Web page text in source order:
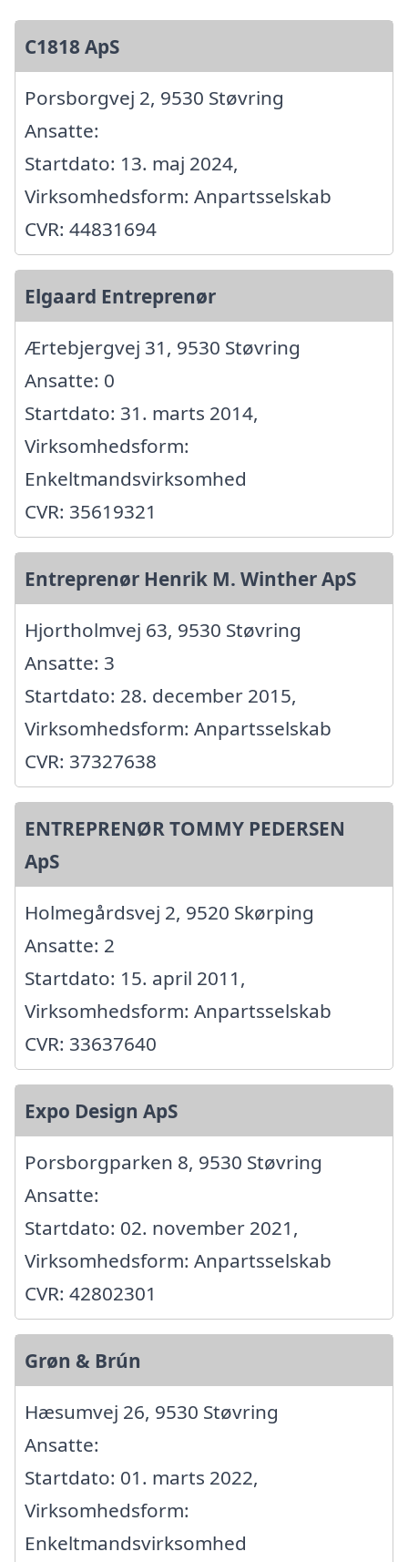
C1818 ApS
Porsborgvej 2, 9530 Støvring
Ansatte:
Startdato: 13. maj 2024,
Virksomhedsform: Anpartsselskab
CVR: 44831694
Elgaard Entreprenør
Ærtebjergvej 31, 9530 Støvring
Ansatte: 0
Startdato: 31. marts 2014,
Virksomhedsform:
Enkeltmandsvirksomhed
CVR: 35619321
Entreprenør Henrik M. Winther ApS
Hjortholmvej 63, 9530 Støvring
Ansatte: 3
Startdato: 28. december 2015,
Virksomhedsform: Anpartsselskab
CVR: 37327638
ENTREPRENØR TOMMY PEDERSEN
ApS
Holmegårdsvej 2, 9520 Skørping
Ansatte: 2
Startdato: 15. april 2011,
Virksomhedsform: Anpartsselskab
CVR: 33637640
Expo Design ApS
Porsborgparken 8, 9530 Støvring
Ansatte:
Startdato: 02. november 2021,
Virksomhedsform: Anpartsselskab
CVR: 42802301
Grøn & Brún
Hæsumvej 26, 9530 Støvring
Ansatte:
Startdato: 01. marts 2022,
Virksomhedsform:
Enkeltmandsvirksomhed